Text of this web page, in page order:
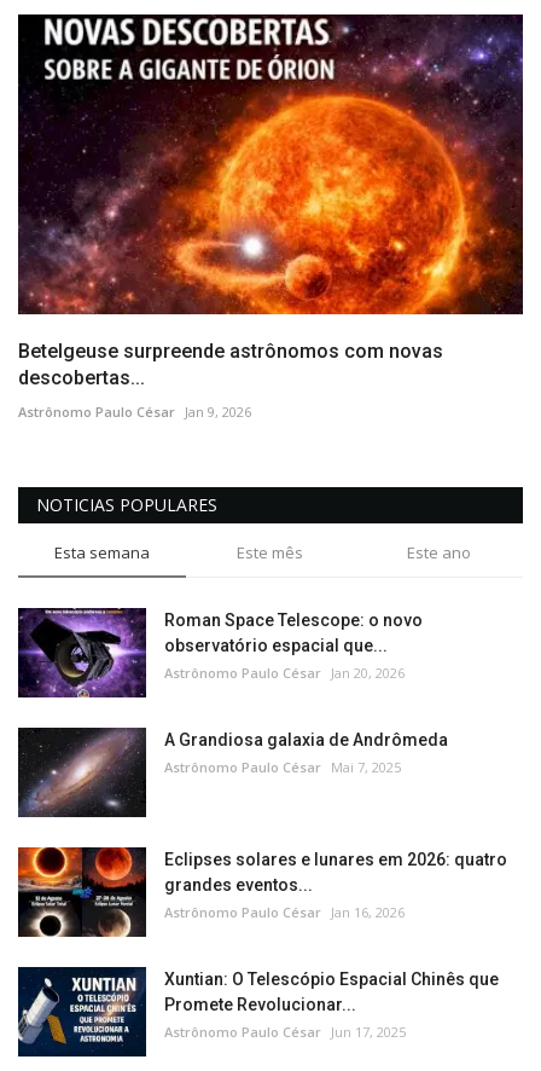
Betelgeuse surpreende astrônomos com novas
descobertas...
Astrônomo Paulo César Jan 9, 2026
NOTICIAS POPULARES
Esta semana Este mês Este ano
Roman Space Telescope: o novo
observatório espacial que...
Astrônomo Paulo César Jan 20, 2026
A Grandiosa galaxia de Andrômeda
Astrônomo Paulo César Mai 7, 2025
Eclipses solares e lunares em 2026: quatro
grandes eventos...
Astrônomo Paulo César Jan 16, 2026
Xuntian: O Telescópio Espacial Chinês que
Promete Revolucionar...
Astrônomo Paulo César Jun 17, 2025